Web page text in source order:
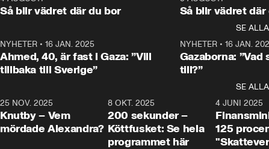
Rohwedder ställer
utbildnings- och
Mohamsson till svars.
Rohwedder ställer
statsminister Ulf Kristersson
Aftonbladets
Rohwedder
Thand Ring
Så blir vädret där du bor Så blir vädret där
SE ALLA
NYHETER• 16 JAN. 2025
Ahmed, 40, är fast i Gaza: ”Vill
tillbaka till Sverige”
NYHETER• 16 JAN.
Gazaborna:
till?”
SE ALLA
31:05
25 NOV. 2025
Knutby – Vem
mördade Alexandra?
4:29
8 OKT. 2025
200 sekunder –
Köttfusket: Se hela
programmet här
4 JUNI 2025
125